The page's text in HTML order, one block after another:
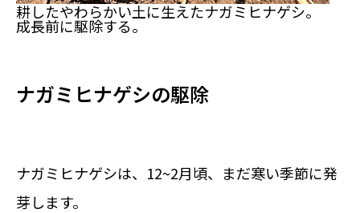
耕したやわらかい土に生えたナガミヒナゲシ。
成長前に駆除する。
ナガミヒナゲシの駆除
ナガミヒナゲシは、12~2月頃、まだ寒い季節に発
芽します。